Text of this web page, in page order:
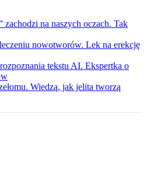
zachodzi na naszych oczach. Tak
nowotworów. Lek na erekcję
tekstu AI. Ekspertka o
Wiedzą, jak jelita tworzą